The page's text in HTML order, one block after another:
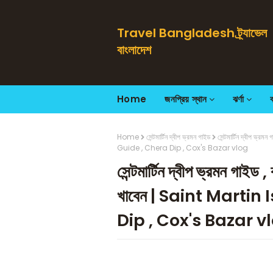
Travel Bangladesh ট্র্যাভেল
বাংলাদেশ
Home জনপ্রিয় স্থান ঝর্ণা
Home সেন্টমার্টিন দ্বীপ ভ্রমন গাইড
সেন্টমার্টিন দ্বীপ
Guide , Chera Dip , Cox's Bazar vlog
সেন্টমার্টিন দ্বীপ ভ্রমন
খাবেন | Saint
Dip , Cox's Bazar